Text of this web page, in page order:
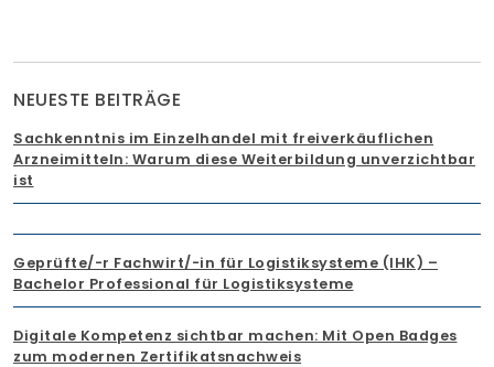
NEUESTE BEITRÄGE
Sachkenntnis im Einzelhandel mit freiverkäuflichen
Arzneimitteln: Warum diese Weiterbildung unverzichtbar
ist
Geprüfte/-r Fachwirt/-in für Logistiksysteme (IHK) –
Bachelor Professional für Logistiksysteme
Digitale Kompetenz sichtbar machen: Mit Open Badges
zum modernen Zertifikatsnachweis